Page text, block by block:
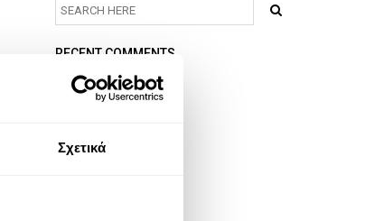
Σχετικά
RECENT COMMENTS
ARCHIVES
CATEGORIES